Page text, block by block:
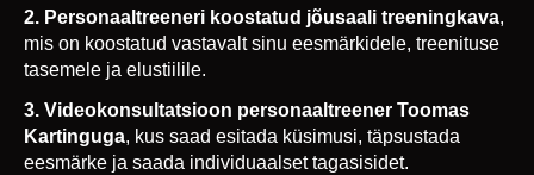
2. Personaaltreeneri koostatud jõusaali treeningkava,
mis on koostatud vastavalt sinu eesmärkidele, treenituse
tasemele ja elustiilile.
3. Videokonsultatsioon personaaltreener Toomas
Kartinguga, kus saad esitada küsimusi, täpsustada
eesmärke ja saada individuaalset tagasisidet.